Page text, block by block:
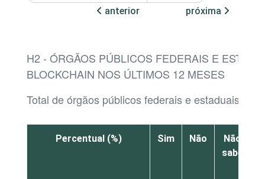
anterior
próxima
H2 - ÓRGÃOS PÚBLICOS FEDERAIS E
BLOCKCHAIN NOS ÚLTIMOS 12 MESES
Total de órgãos públicos federais e estaduais
Percentual (%) Sim Não
Não
sabe